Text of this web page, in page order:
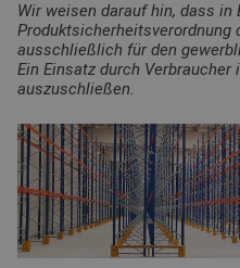
Wir weisen darauf hin, dass in
Produktsicherheitsverordnung
ausschließlich für den
Ein Einsatz durch Verbraucher
auszuschließen.